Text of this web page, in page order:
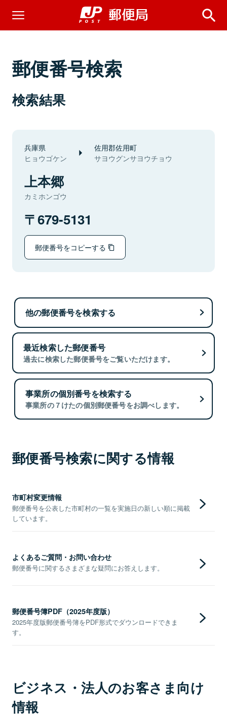
郵便番号検索
検索結果
兵庫県
ヒョウゴケン
佐用郡佐用町
サヨウグンサヨウチョウ
上本郷
カミホンゴウ
679-5131
郵便番号をコピーする
他の郵便番号を検索する
最近検索した郵便番号
過去に検索した郵便番号をご覧いただけます。
事業所の個別番号を検索する
事業所の７けたの個別郵便番号をお調べします。
郵便番号検索に関する情報
市町村変更情報
郵便番号を公表した市町村の一覧を実施日の新しい順に掲載
しています。
よくあるご質問・お問い合わせ
郵便番号に関するさまざまな疑問にお答えします。
郵便番号簿PDF（2025年度版）
2025年度版郵便番号簿をPDF形式でダウンロードできま
す。
ビジネス・法人のお客さま向け
情報